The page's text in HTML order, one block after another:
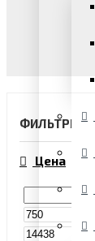
ФИЛЬТРЫ
Цена